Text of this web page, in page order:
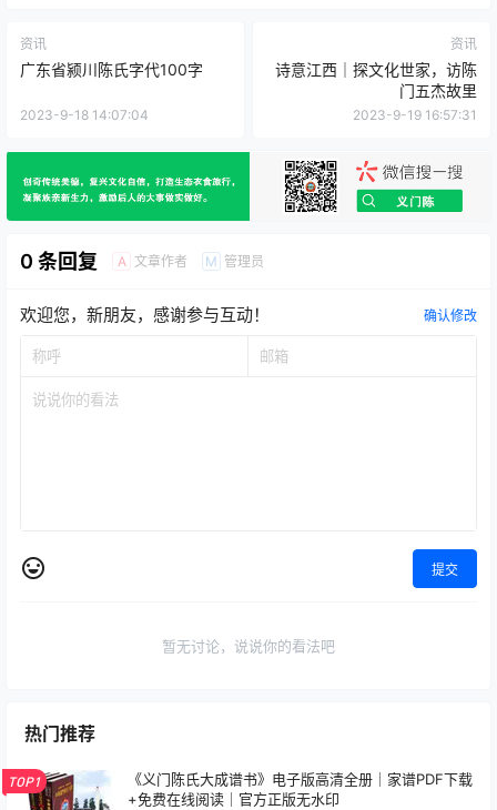
资讯
广东省颍川陈氏字代100字
2023-9-18 14:07:04
资讯
诗意江西｜探文化世家，访陈
门五杰故里
2023-9-19 16:57:31
0 条回复 A 文章作者 M 管理员
欢迎您，新朋友，感谢参与互动！ 确认修改
提交
暂无讨论，说说你的看法吧
热门推荐
TOP1
《义门陈氏大成谱书》电子版高清全册｜家谱PDF下载
+免费在线阅读｜官方正版无水印